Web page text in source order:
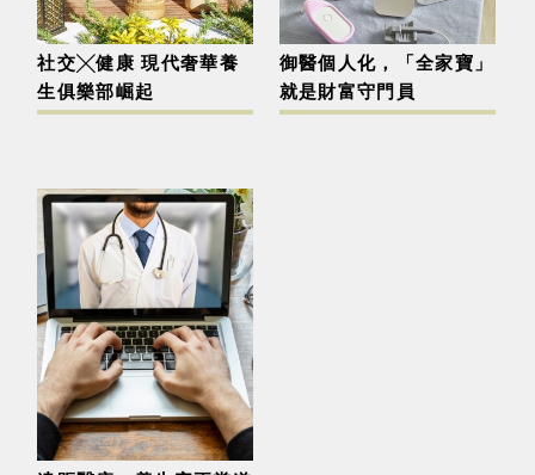
社交╳健康 現代奢華養
生俱樂部崛起
御醫個人化，「全家寶」
就是財富守門員